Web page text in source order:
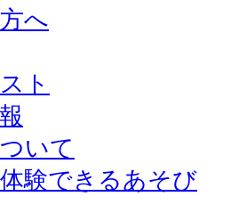
へ
ト
いて
験できるあそび